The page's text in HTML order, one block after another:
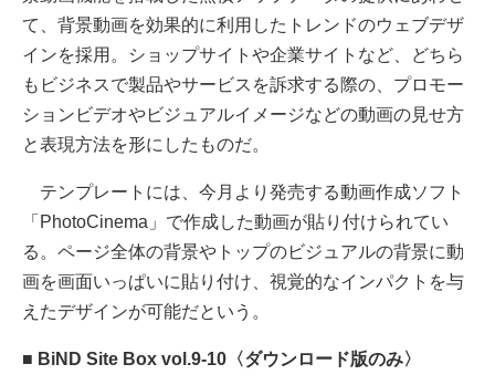
て、背景動画を効果的に利用したトレンドのウェブデザ
インを採用。ショップサイトや企業サイトなど、どちら
もビジネスで製品やサービスを訴求する際の、プロモー
ションビデオやビジュアルイメージなどの動画の見せ方
と表現方法を形にしたものだ。
テンプレートには、今月より発売する動画作成ソフト
「PhotoCinema」で作成した動画が貼り付けられてい
る。ページ全体の背景やトップのビジュアルの背景に動
画を画面いっぱいに貼り付け、視覚的なインパクトを与
えたデザインが可能だという。
■ BiND Site Box vol.9-10〈ダウンロード版のみ〉